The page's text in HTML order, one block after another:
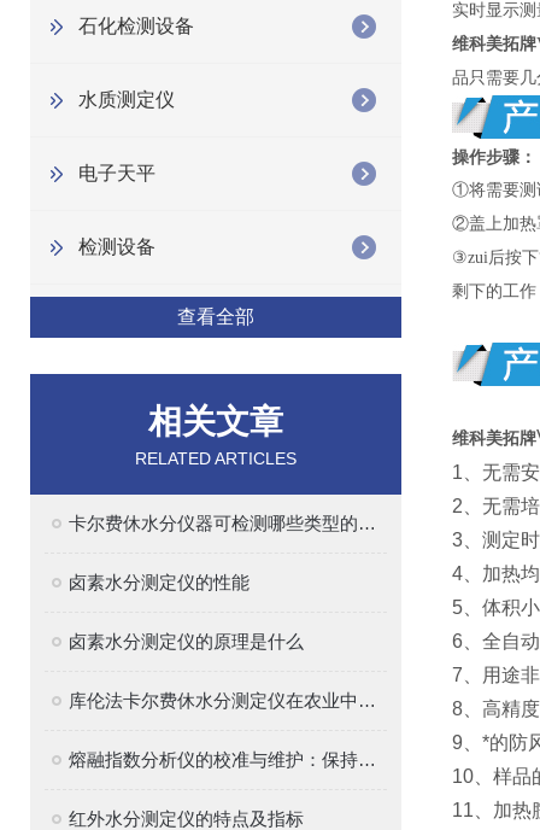
石化检测设备
水质测定仪
电子天平
检测设备
查看全部
相关文章
RELATED ARTICLES
卡尔费休水分仪器可检测哪些类型的样品？
卤素水分测定仪的性能
卤素水分测定仪的原理是什么
库伦法卡尔费休水分测定仪在农业中的应用
熔融指数分析仪的校准与维护：保持精确测量的关键
红外水分测定仪的特点及指标
实时显示
维科美拓牌
品只需要
操作步骤：
①将需要测
②盖上加热
③zui后按下
剩下的工
维科美拓牌
1、无需
2、无需
3、测定
4、加热
5、体积
6、全自
7、用途
8、高精
9、*的防
10、样品
11、加热